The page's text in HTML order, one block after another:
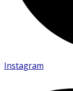
Instagram